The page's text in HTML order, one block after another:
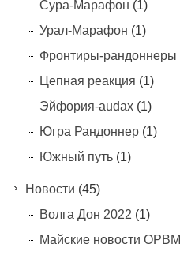
Сура-Марафон (1)
Урал-Марафон (1)
Фронтиры-рандоннеры
Цепная реакция (1)
Эйфория-audax(1)
Югра Рандоннер(1)
Южный путь(1)
Новости (45)
Волга Дон 2022 (1)
Майские новости ОРВМ